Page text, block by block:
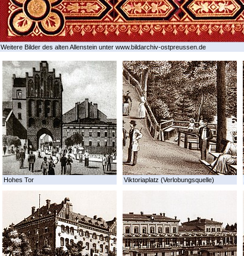
Weitere Bilder des alten Allenstein unter www.bildarchiv-ostpreussen.de
Hohes Tor Viktoriaplatz (Verlobungsquelle)